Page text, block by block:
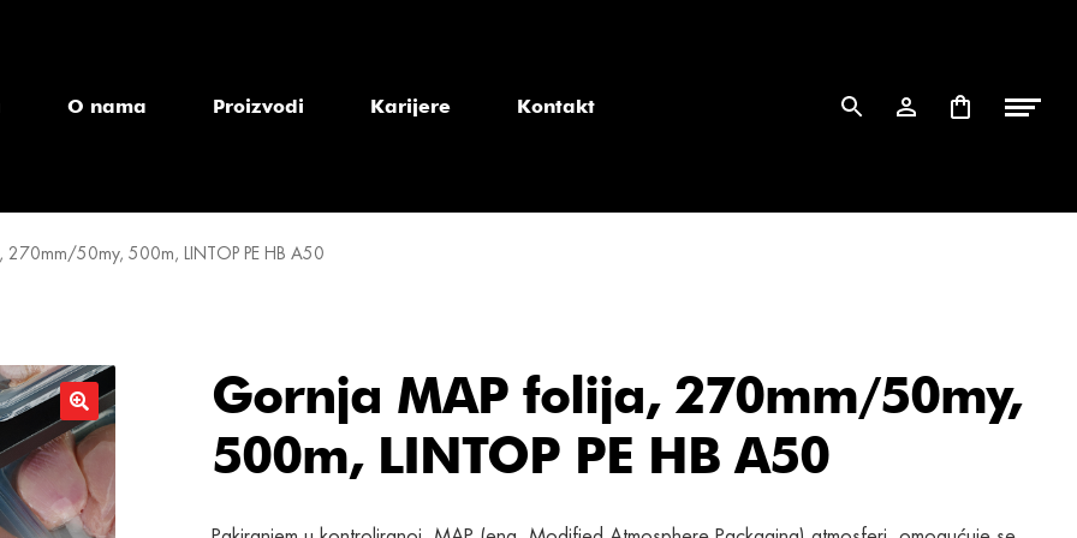
O nama Proizvodi Karijere Kontakt
270mm/50my, 500m, LINTOP PE HB A50
Gornja MAP folija, 270mm/50my,
500m, LINTOP PE HB A50